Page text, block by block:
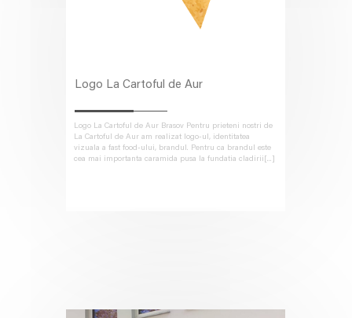
Logo La Cartoful de Aur
Logo La Cartoful de Aur Brasov Pentru prieteni nostri de
La Cartoful de Aur am realizat logo-ul, identitatea
vizuala a fast food-ului, brandul. Pentru ca brandul este
cea mai importanta caramida pusa la fundatia cladirii[...]